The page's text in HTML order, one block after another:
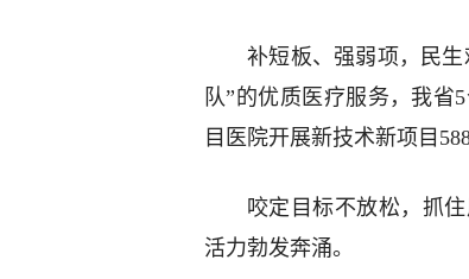
补短板、强弱项，民
队”的优质医疗服务，我省
目医院开展新技术新项目
咬定目标不放松，抓
活力勃发奔涌。